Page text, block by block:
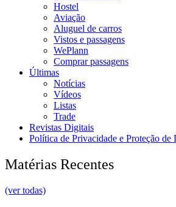
Hostel
Aviação
Aluguel de carros
Vistos e passagens
WePlann
Comprar passagens
Últimas
Notícias
Vídeos
Listas
Trade
Revistas Digitais
Política de Privacidade e Proteção de
Matérias Recentes
(ver todas)